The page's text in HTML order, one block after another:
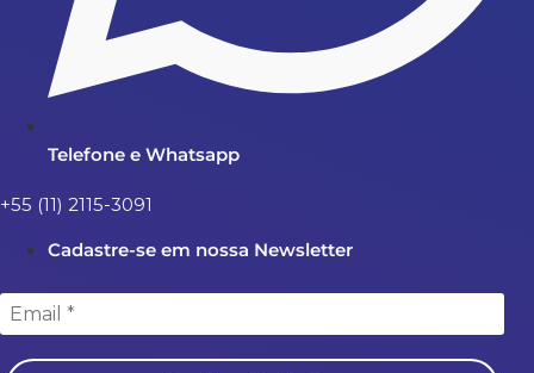
Telefone e Whatsapp
+55 (11) 2115-3091
Cadastre-se em nossa Newsletter